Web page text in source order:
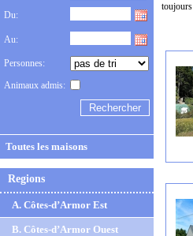
Du:
Au:
Personnes:
Animaux admis:
Toutes les maisons
Regions
A. Côtes-d’Armor Est
B. Côtes-d’Armor Ouest
toujours